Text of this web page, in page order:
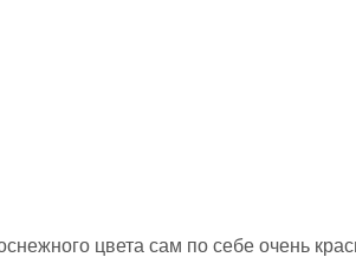
цвета сам по себе очень